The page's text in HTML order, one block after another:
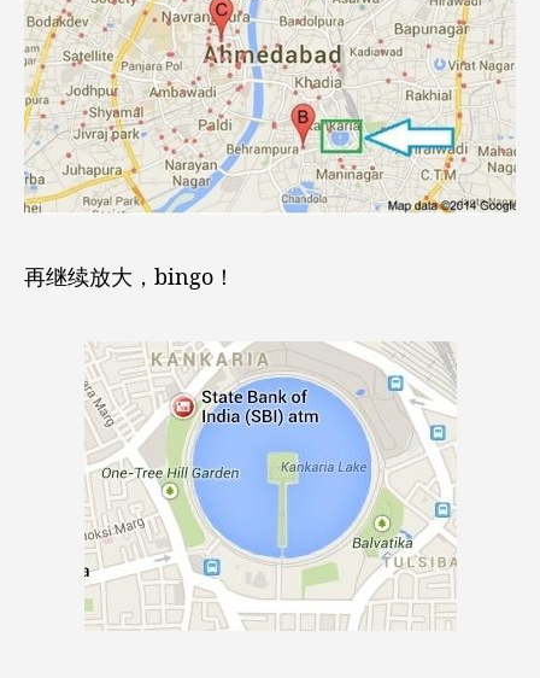
再继续放大，bingo！